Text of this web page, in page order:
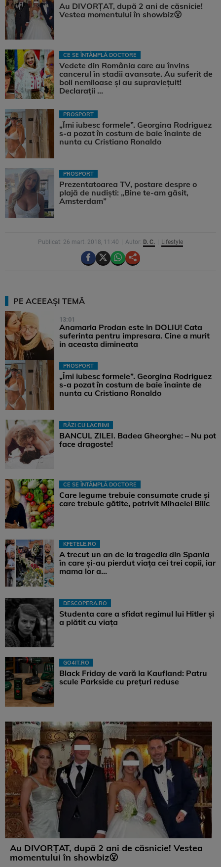
Au DIVORȚAT, după 2 ani de căsnicie!
Vestea momentului în showbiz😮
CE SE ÎNTÂMPLĂ DOCTORE
Vedete din România care au învins
cancerul în stadii avansate. Au suferit de
boli nemiloase şi au supravieţuit!
Declarații ...
PROSPORT
„Îmi iubesc formele”. Georgina Rodriguez
s-a pozat în costum de baie înainte de
nunta cu Cristiano Ronaldo
PROSPORT
Prezentatoarea TV, postare despre o
plajă de nudiști: „Bine te-am găsit,
Amsterdam”
Publicat: 26 mart. 2018, 11:40 Autor: D. C. Lifestyle
PE ACEEAȘI TEMĂ
13:01
Anamaria Prodan este in DOLIU! Cata
suferinta pentru impresara. Cine a murit
in aceasta dimineata
PROSPORT
„Îmi iubesc formele”. Georgina Rodriguez
s-a pozat în costum de baie înainte de
nunta cu Cristiano Ronaldo
RÂZI CU LACRIMI
BANCUL ZILEI. Badea Gheorghe: – Nu pot
face dragoste!
CE SE ÎNTÂMPLĂ DOCTORE
Care legume trebuie consumate crude și
care trebuie gătite, potrivit Mihaelei Bilic
KFETELE.RO
A trecut un an de la tragedia din Spania
în care și-au pierdut viața cei trei copii, iar
mama lor a…
DESCOPERA.RO
Studenta care a sfidat regimul lui Hitler și
a plătit cu viața
GO4IT.RO
Black Friday de vară la Kaufland: Patru
scule Parkside cu prețuri reduse
Au DIVORȚAT, după 2 ani de căsnicie! Vestea
momentului în showbiz😮